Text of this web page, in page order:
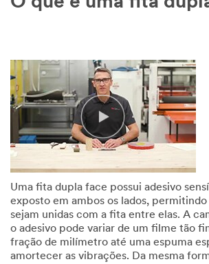
Uma fita dupla face possui adesivo
exposto em ambos os lados,
sejam unidas com a fita entre elas. A
o adesivo pode variar de um filme tão
fração de milímetro até uma espuma
amortecer as vibrações. Da mesma